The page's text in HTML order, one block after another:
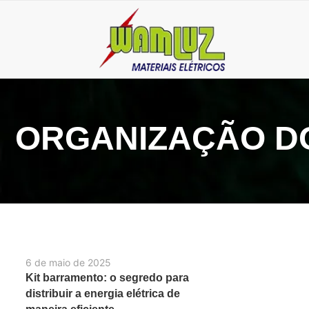
ORGANIZAÇÃO
6 de maio de 2025
Kit barramento: o segredo para
distribuir a energia elétrica de